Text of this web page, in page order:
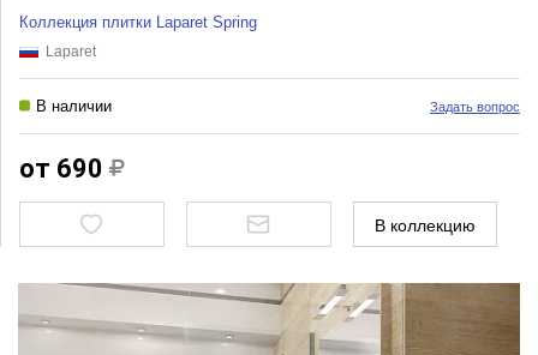
Коллекция плитки Laparet Spring
Laparet
В наличии Задать вопрос
от 690
В коллекцию